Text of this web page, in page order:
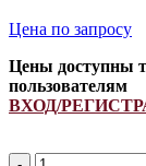
Цена по запросу
Цены доступны
пользователям
ВХОД/
A